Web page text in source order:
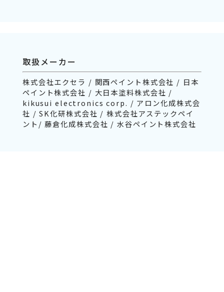
取扱メーカー
株式会社エクセラ / 関西ペイント株式会社 / 日本
ペイント株式会社 / 大日本塗料株式会社 /
kikusui electronics corp. / アロン化成株式会
社 / SK化研株式会社 / 株式会社アステックペイ
ント/ 藤倉化成株式会社 / 水谷ペイント株式会社